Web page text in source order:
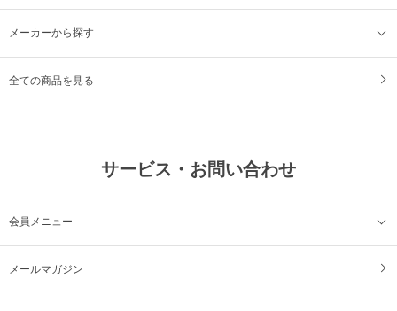
メーカーから探す
全ての商品を見る
サービス・お問い合わせ
会員メニュー
メールマガジン